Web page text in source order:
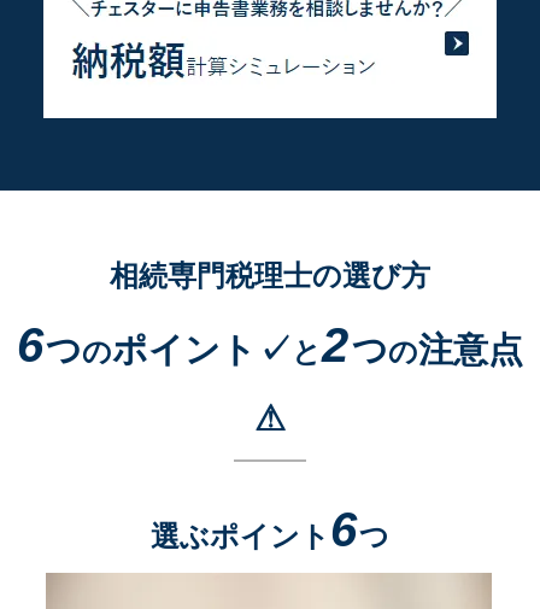
相続専門税理士の選び方
6つのポイント✓ と2つの注意点
⚠
選ぶポイント 6つ